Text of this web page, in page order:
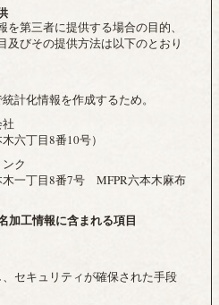
第三者に提供する場合の目的、
及びその提供方法は以下のとおり
計化情報を作成するため。
六丁目8番10号）
ク
木一丁目8番7号 MFPR六本木麻布
加工情報に含まれる項目
セキュリティが確保された手段